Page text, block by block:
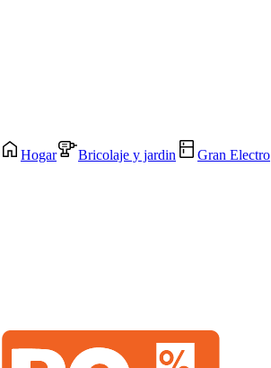
Hogar Bricolaje y jardin Gran Electro